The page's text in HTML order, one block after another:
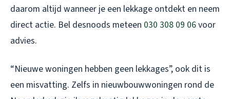
daarom altijd wanneer je een lekkage ontdekt en neem
direct actie. Bel desnoods meteen 030 308 09 06voor
advies.
“Nieuwe woningen hebben geen lekkages”, ook dit is
een misvatting. Zelfs in nieuwbouwwoningen rond de